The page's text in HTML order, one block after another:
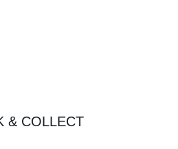
& COLLECT